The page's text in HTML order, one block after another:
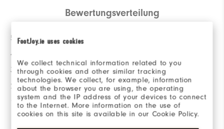
FootJoy.ie uses cookies
We collect technical information related to you
through cookies and other similar tracking
technologies. We collect, for example, information
about the browser you are using, the operating
system and the IP address of your devices to connect
to the Internet. More information on the use of
cookies on this site is available in our Cookie Policy.
Bewertungsverteilung
5 Sterne
4 Sterne
3 Sterne
2 Sterne
1 Stern 0